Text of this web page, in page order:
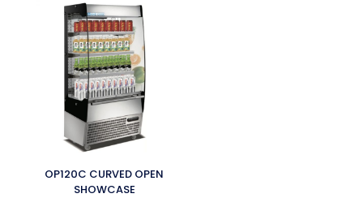
OP120C CURVED OPEN
SHOWCASE